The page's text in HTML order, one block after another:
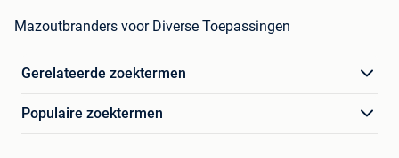
Mazoutbranders voor Diverse Toepassingen
Gerelateerde zoektermen
Populaire zoektermen